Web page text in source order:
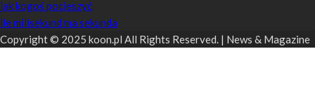
jak kogoś pocieszyć
ile milisekund ma sekunda
Copyright © 2025 koon.pl All Rights Reserved. | News & Magazine